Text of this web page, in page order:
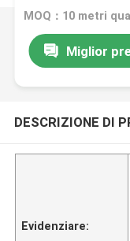
MOQ：10 metri
Miglior
DESCRIZIONE DI
Evidenziare: